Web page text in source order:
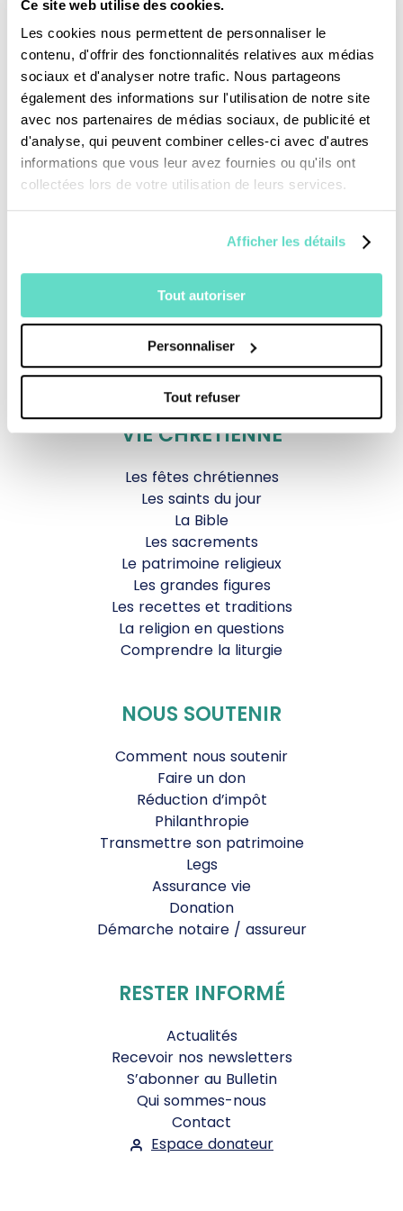
Ce site web utilise des cookies.
Les cookies nous permettent de personnaliser le
contenu, d'offrir des fonctionnalités relatives aux médias
sociaux et d'analyser notre trafic. Nous partageons
également des informations sur l'utilisation de notre site
avec nos partenaires de médias sociaux, de publicité et
d'analyse, qui peuvent combiner celles-ci avec d'autres
informations que vous leur avez fournies ou qu'ils ont
collectées lors de votre utilisation de leurs services.
Afficher les détails
Tout autoriser
Personnaliser
Tout refuser
Je fais un don
Revoir la messe du 02 août 2026
TOUS NOS PROGRAMMES
La messe
Parole Inattendue
Agenda Culturel
JDS.tv
Nos émissions
Toutes nos vidéos
VIE CHRÉTIENNE
Les fêtes chrétiennes
Les saints du jour
La Bible
Les sacrements
Le patrimoine religieux
Les grandes figures
Les recettes et traditions
La religion en questions
Comprendre la liturgie
NOUS SOUTENIR
Comment nous soutenir
Faire un don
Réduction d’impôt
Philanthropie
Transmettre son patrimoine
Legs
Assurance vie
Donation
Démarche notaire / assureur
RESTER INFORMÉ
Actualités
Recevoir nos newsletters
S’abonner au Bulletin
Qui sommes-nous
Contact
Espace donateur